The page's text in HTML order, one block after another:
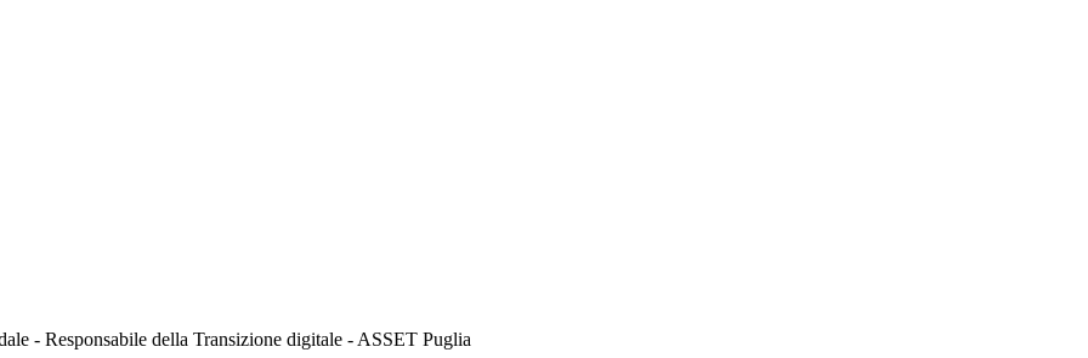
- Responsabile della Transizione digitale - ASSET Puglia